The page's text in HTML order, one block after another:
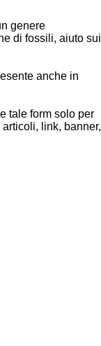
genere
di fossili, aiuto sui
anche in
tale form solo per
link, banner,